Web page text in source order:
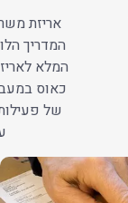
אריזת
המדריך
המלא
כאוס
של